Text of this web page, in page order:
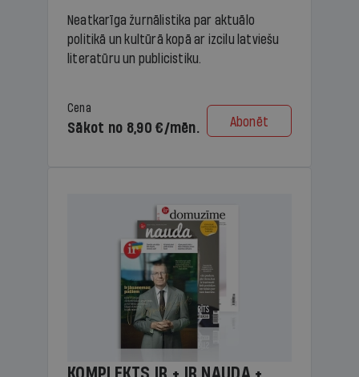
Neatkarīga žurnālistika par aktuālo
politikā un kultūrā kopā ar izcilu latviešu
literatūru un publicistiku.
Cena
Sākot no 8,90 €/mēn. Abonēt